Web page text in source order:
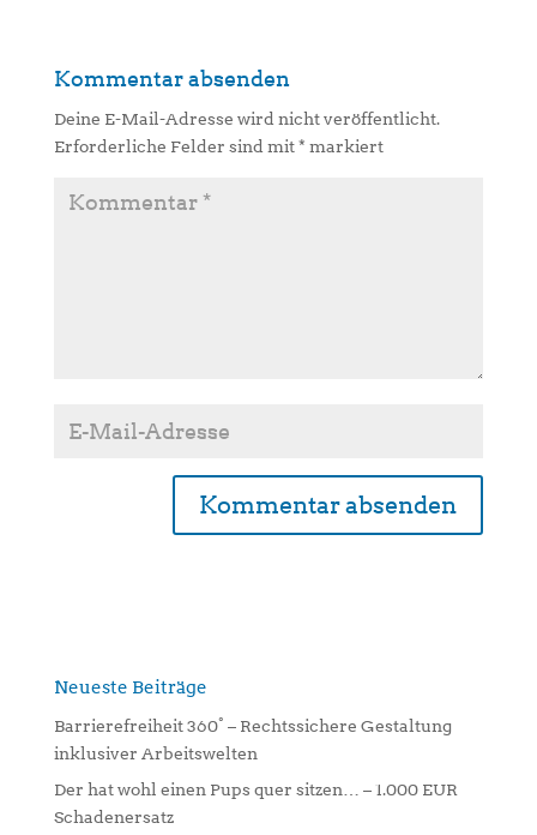
Kommentar absenden
Deine E-Mail-Adresse wird nicht veröffentlicht.
Erforderliche Felder sind mit* markiert
n
v
e
Neueste Beiträge
Barrierefreiheit 360° – Rechtssichere Gestaltung
inklusiver Arbeitswelten
Der hat wohl einen Pups quer sitzen… – 1.000 EUR
Schadenersatz